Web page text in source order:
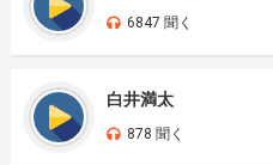
6847 聞く
白井満太
878 聞く